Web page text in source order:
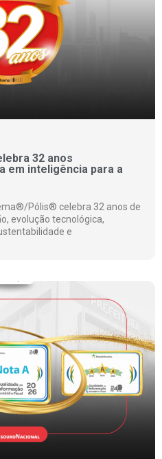
32 anos
em inteligência para a
Pólis® celebra 32 anos de
evolução tecnológica,
e